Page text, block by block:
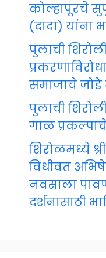
कोल्हापूरचे
(दादा) यांना
पुलाची
समाजाचे
पुलाची
गाळ
शिरोळमध्ये
विधीवत
नवसाला
दर्शनासाठी